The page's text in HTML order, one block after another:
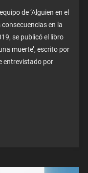
de ‘Alguien en el
consecuencias en la
se publicó el libro
muerte’, escrito por
entrevistado por